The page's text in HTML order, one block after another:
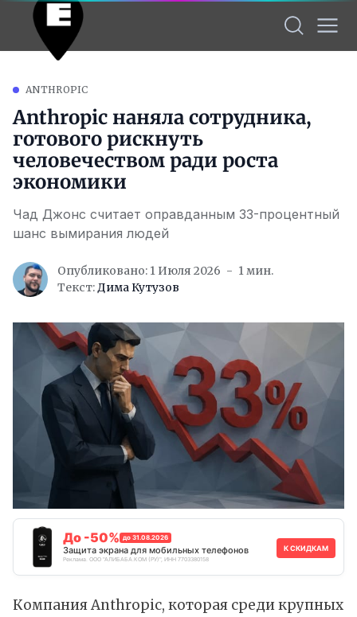
ANTHROPIC
Anthropic наняла сотрудника,
готового рискнуть
человечеством ради роста
экономики
Чад Джонс считает оправданным 33-процентный
шанс вымирания людей
Опубликовано: 1 Июля 2026
1 мин.
Текст:Дима Кутузов
До -50% до 31.08.2026
Защита экрана для мобильных телефонов
Реклама. ООО "АЛИБАБА.КОМ (РУ)", ИНН 7703380158
К СКИДКАМ
Компания Anthropic, которая среди крупных